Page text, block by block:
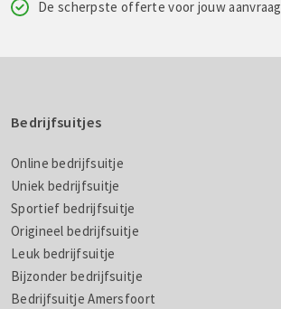
De scherpste offerte voor jouw aanvraag
Bedrijfsuitjes
Online bedrijfsuitje
Uniek bedrijfsuitje
Sportief bedrijfsuitje
Origineel bedrijfsuitje
Leuk bedrijfsuitje
Bijzonder bedrijfsuitje
Bedrijfsuitje Amersfoort